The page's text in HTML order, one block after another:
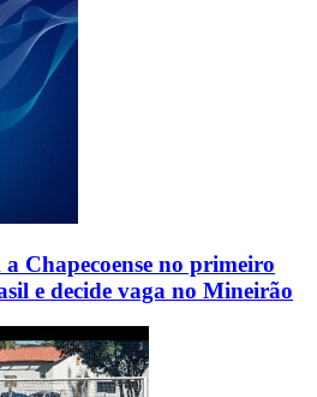
Chapecoense no primeiro
e decide vaga no Mineirão